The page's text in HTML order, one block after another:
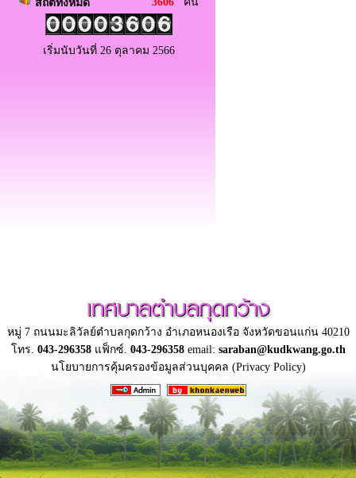
สถิติทั้งหมด
เริ่มนับวันที่ 26 ตุลาคม 2566
เทศบาลตำบลกุดกว้าง
หมู่ 7 ถนนมะลิวัลย์ตำบลกุดกว้าง อำเภอหนองเรือ จังหวัดขอนแก่น 40210
โทร. 043-296358แฟ็กซ์. 043-296358email: saraban@kudkwang.go.th
นโยบายการคุ้มครองข้อมูลส่วนบุคคล (Privacy Policy)